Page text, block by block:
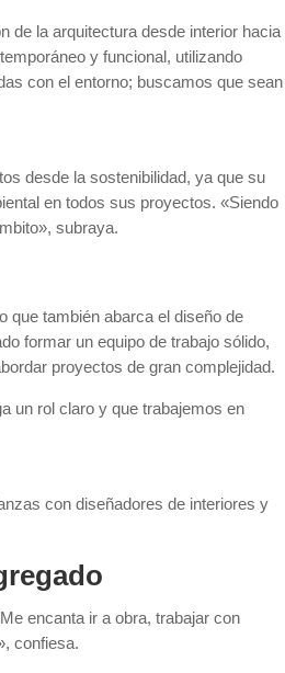
de la arquitectura desde interior hacia
y funcional, utilizando
con el entorno; buscamos que sean
desde la sostenibilidad, ya que su
en todos sus proyectos. «Siendo
subraya.
que también abarca el diseño de
formar un equipo de trabajo sólido,
proyectos de gran complejidad.
un rol claro y que trabajemos en
con diseñadores de interiores y
encanta ir a obra, trabajar con
confiesa.